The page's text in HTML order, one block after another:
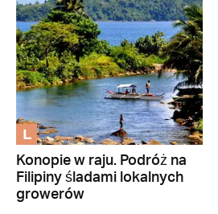
L
Konopie w raju. Podróż na
Filipiny śladami lokalnych
growerów